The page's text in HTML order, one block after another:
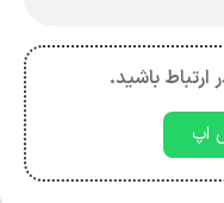
ارتباط باشید.
اپ